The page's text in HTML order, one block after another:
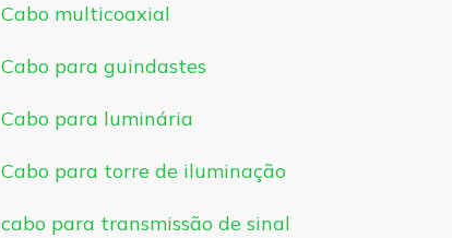
Cabo multicoaxial
Cabo para guindastes
Cabo para luminária
Cabo para torre de iluminação
cabo para transmissão de sinal